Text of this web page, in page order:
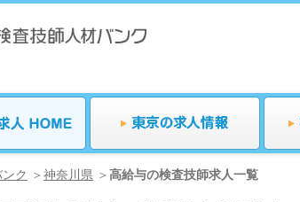
ク 神奈川県 高給与の検査技師求人一覧